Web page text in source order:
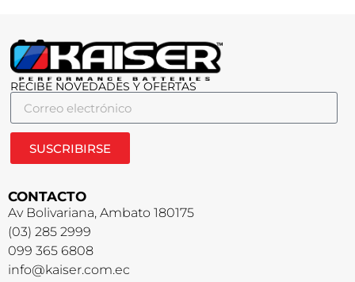
RECIBE NOVEDADES Y OFERTAS
SUSCRIBIRSE
CONTACTO
Av Bolivariana, Ambato 180175
(03) 285 2999
099 365 6808
info@kaiser.com.ec